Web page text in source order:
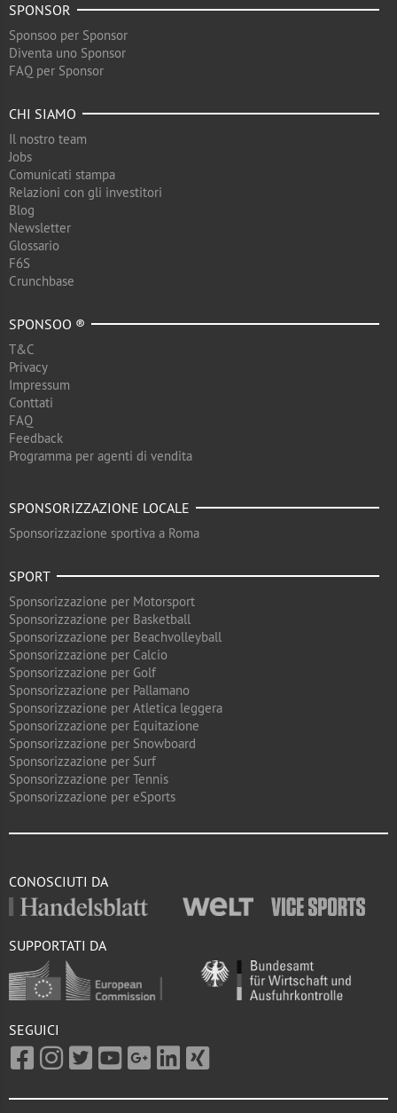
SPONSOR
Sponsoo per Sponsor
Diventa uno Sponsor
FAQ per Sponsor
CHI SIAMO
Il nostro team
Jobs
Comunicati stampa
Relazioni con gli investitori
Blog
Newsletter
Glossario
F6S
Crunchbase
SPONSOO ®
T&C
Privacy
Impressum
Conttati
FAQ
Feedback
Programma per agenti di vendita
SPONSORIZZAZIONE LOCALE
Sponsorizzazione sportiva a Roma
SPORT
Sponsorizzazione per Motorsport
Sponsorizzazione per Basketball
Sponsorizzazione per Beachvolleyball
Sponsorizzazione per Calcio
Sponsorizzazione per Golf
Sponsorizzazione per Pallamano
Sponsorizzazione per Atletica leggera
Sponsorizzazione per Equitazione
Sponsorizzazione per Snowboard
Sponsorizzazione per Surf
Sponsorizzazione per Tennis
Sponsorizzazione per eSports
CONOSCIUTI DA
SUPPORTATI DA
SEGUICI